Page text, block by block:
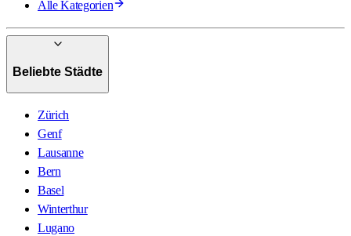
Alle Kategorien
Beliebte Städte
Zürich
Genf
Lausanne
Bern
Basel
Winterthur
Lugano